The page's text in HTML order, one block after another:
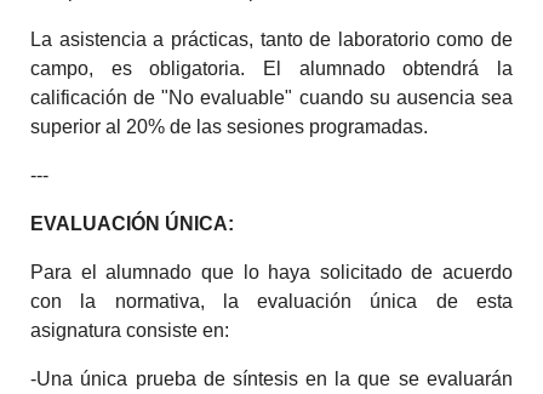
La asistencia a prácticas, tanto de laboratorio como de
campo, es obligatoria. El alumnado obtendrá la
calificación de "No evaluable" cuando su ausencia sea
superior al 20% de las sesiones programadas.
---
EVALUACIÓN ÚNICA:
Para el alumnado que lo haya solicitado de acuerdo
con la normativa, la evaluación única de esta
asignatura consiste en:
-Una única prueba de síntesis en la que se evaluarán